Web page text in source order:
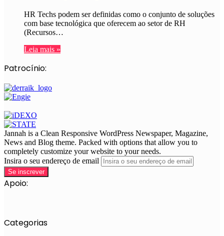
HR Techs podem ser definidas como o conjunto de soluções
com base tecnológica que oferecem ao setor de RH
(Recursos…
Leia mais »
Patrocínio:
Jannah is a Clean Responsive WordPress Newspaper, Magazine,
News and Blog theme. Packed with options that allow you to
completely customize your website to your needs.
Insira o seu endereço de email
Apoio:
Categorias